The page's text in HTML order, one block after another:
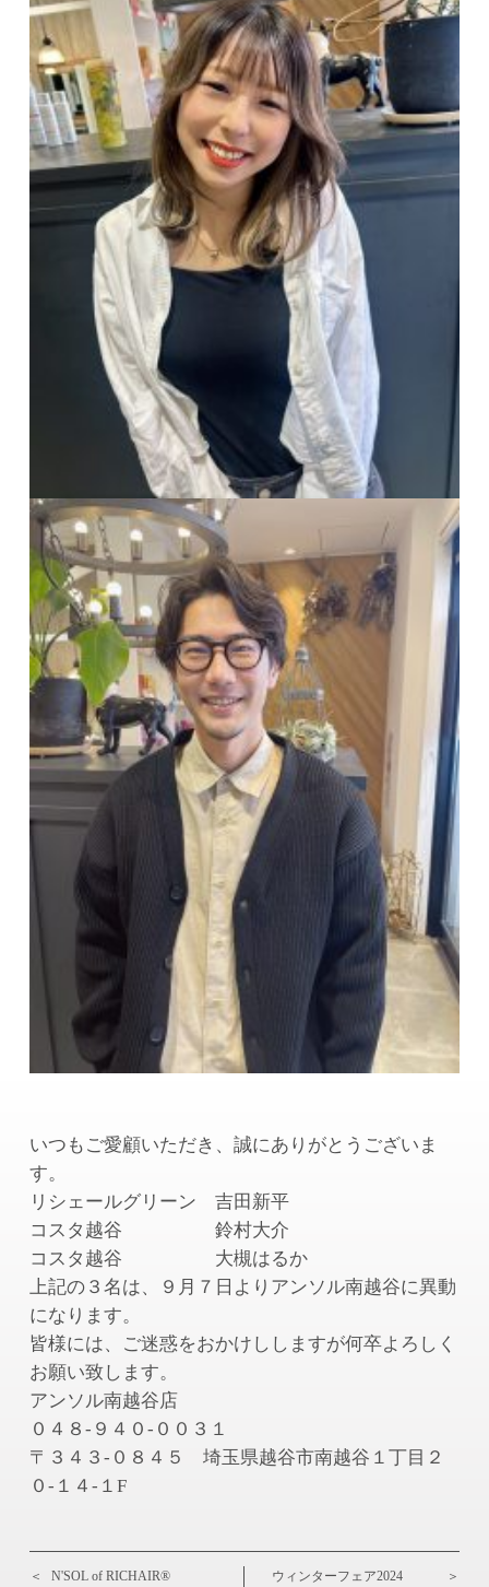
いつもご愛顧いただき、誠にありがとうございま
す。
リシェールグリーン 吉田新平
コスタ越谷 鈴村大介
コスタ越谷 大槻はるか
上記の３名は、９月７日よりアンソル南越谷に異動
になります。
皆様には、ご迷惑をおかけししますが何卒よろしく
お願い致します。
アンソル南越谷店
０４８-９４０-００３１
〒３４３-０８４５ 埼玉県越谷市南越谷１丁目２
０-１４-１F
＜ N'SOL of RICHAIR® ウィンターフェア2024 ＞